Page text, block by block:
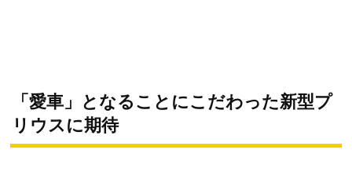
「愛車」となることにこだわった新型プ
リウスに期待